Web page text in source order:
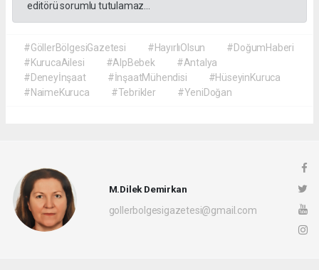
editörü sorumlu tutulamaz...
#GöllerBölgesiGazetesi #HayırlıOlsun
#DoğumHaberi
#KurucaAilesi
#AlpBebek
#Antalya
#Deneyİnşaat
#İnşaatMühendisi
#HüseyinKuruca
#NaimeKuruca
#Tebrikler #YeniDoğan
M.Dilek Demirkan
gollerbolgesigazetesi@gmail.com